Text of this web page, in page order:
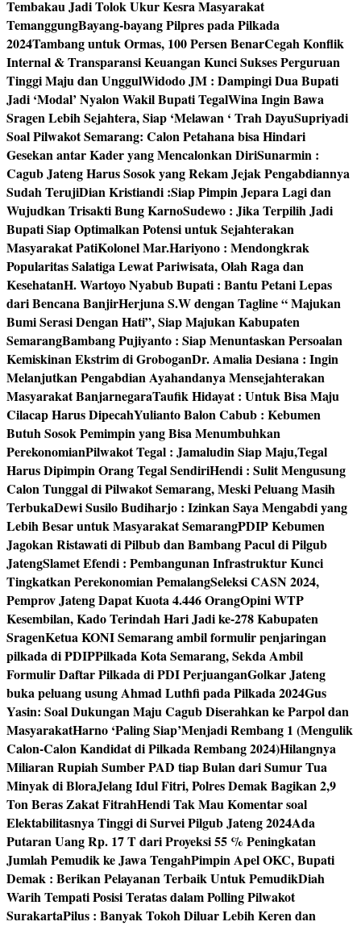
Tembakau Jadi Tolok Ukur Kesra Masyarakat
TemanggungBayang-bayang Pilpres pada Pilkada
2024Tambang untuk Ormas, 100 Persen BenarCegah Konflik
Internal & Transparansi Keuangan Kunci Sukses Perguruan
Tinggi Maju dan UnggulWidodo JM : Dampingi Dua Bupati
Jadi ‘Modal’ Nyalon Wakil Bupati TegalWina Ingin Bawa
Sragen Lebih Sejahtera, Siap ‘Melawan ‘ Trah DayuSupriyadi
Soal Pilwakot Semarang: Calon Petahana bisa Hindari
Gesekan antar Kader yang Mencalonkan DiriSunarmin :
Cagub Jateng Harus Sosok yang Rekam Jejak Pengabdiannya
Sudah TerujiDian Kristiandi :Siap Pimpin Jepara Lagi dan
Wujudkan Trisakti Bung KarnoSudewo : Jika Terpilih Jadi
Bupati Siap Optimalkan Potensi untuk Sejahterakan
Masyarakat PatiKolonel Mar.Hariyono : Mendongkrak
Popularitas Salatiga Lewat Pariwisata, Olah Raga dan
KesehatanH. Wartoyo Nyabub Bupati : Bantu Petani Lepas
dari Bencana BanjirHerjuna S.W dengan Tagline “ Majukan
Bumi Serasi Dengan Hati”, Siap Majukan Kabupaten
SemarangBambang Pujiyanto : Siap Menuntaskan Persoalan
Kemiskinan Ekstrim di GroboganDr. Amalia Desiana : Ingin
Melanjutkan Pengabdian Ayahandanya Mensejahterakan
Masyarakat BanjarnegaraTaufik Hidayat : Untuk Bisa Maju
Cilacap Harus DipecahYulianto Balon Cabub : Kebumen
Butuh Sosok Pemimpin yang Bisa Menumbuhkan
PerekonomianPilwakot Tegal : Jamaludin Siap Maju,Tegal
Harus Dipimpin Orang Tegal SendiriHendi : Sulit Mengusung
Calon Tunggal di Pilwakot Semarang, Meski Peluang Masih
TerbukaDewi Susilo Budiharjo : Izinkan Saya Mengabdi yang
Lebih Besar untuk Masyarakat SemarangPDIP Kebumen
Jagokan Ristawati di Pilbub dan Bambang Pacul di Pilgub
JatengSlamet Efendi : Pembangunan Infrastruktur Kunci
Tingkatkan Perekonomian PemalangSeleksi CASN 2024,
Pemprov Jateng Dapat Kuota 4.446 OrangOpini WTP
Kesembilan, Kado Terindah Hari Jadi ke-278 Kabupaten
SragenKetua KONI Semarang ambil formulir penjaringan
pilkada di PDIPPilkada Kota Semarang, Sekda Ambil
Formulir Daftar Pilkada di PDI PerjuanganGolkar Jateng
buka peluang usung Ahmad Luthfi pada Pilkada 2024Gus
Yasin: Soal Dukungan Maju Cagub Diserahkan ke Parpol dan
MasyarakatHarno ‘Paling Siap’Menjadi Rembang 1 (Mengulik
Calon-Calon Kandidat di Pilkada Rembang 2024)Hilangnya
Miliaran Rupiah Sumber PAD tiap Bulan dari Sumur Tua
Minyak di BloraJelang Idul Fitri, Polres Demak Bagikan 2,9
Ton Beras Zakat FitrahHendi Tak Mau Komentar soal
Elektabilitasnya Tinggi di Survei Pilgub Jateng 2024Ada
Putaran Uang Rp. 17 T dari Proyeksi 55 % Peningkatan
Jumlah Pemudik ke Jawa TengahPimpin Apel OKC, Bupati
Demak : Berikan Pelayanan Terbaik Untuk PemudikDiah
Warih Tempati Posisi Teratas dalam Polling Pilwakot
SurakartaPilus : Banyak Tokoh Diluar Lebih Keren dan